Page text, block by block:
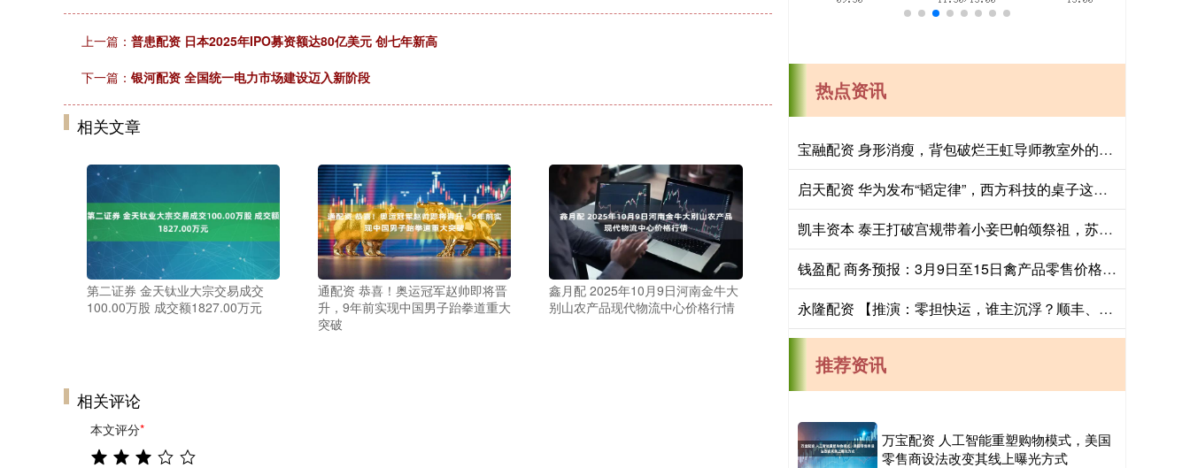
上一篇： 普患配资 日本2025年IPO募资额达80亿美元 创七年新高
下一篇： 银河配资 全国统一电力市场建设迈入新阶段
相关文章
第二证券 金天钛业大宗交易成交
100.00万股 成交额1827.00万元
通配资 恭喜！奥运冠军赵帅即将晋
升，9年前实现中国男子跆拳道重大
突破
鑫月配 2025年10月9日河南金牛大
别山农产品现代物流中心价格行情
相关评论
本文评分*
热点资讯
宝融配资 身形消瘦，背包破烂王虹导师教室外的背影，看的多少教授汗颜
启天配资 华为发布“韬定律”，西方科技的桌子这次真的被掀翻了吗？
凯丰资本 泰王打破宫规带着小妾巴帕颂祭祖，苏提达王后成了配角，白月光地位回暖
钱盈配 商务预报：3月9日至15日禽产品零售价格小幅下降
永隆配资 【推演：零担快运，谁主沉浮？顺丰、跨越、德邦、安能、京东物流、中通快运…】
推荐资讯
万宝配资 人工智能重塑购物模式，美国
零售商设法改变其线上曝光方式